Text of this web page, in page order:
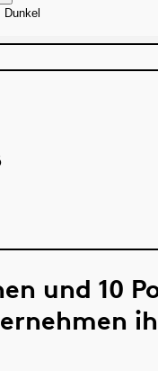
Dunkel
und 10